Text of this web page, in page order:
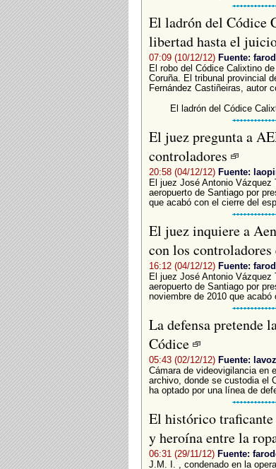
El ladrón del Códice
libertad hasta el
07:09 (10/12/12) Fuente:
El robo del Códice Calixtino
Coruña. El tribunal provincial
Fernández Castiñeiras, autor
El ladrón del Códice
El juez pregunta a
controladores
20:58 (04/12/12) Fuente:
El juez José Antonio Vázquez
aeropuerto de Santiago por
que acabó con el cierre del
El juez inquiere a
con los controladores
16:12 (04/12/12) Fuente:
El juez José Antonio Vázquez
aeropuerto de Santiago por
noviembre de 2010 que acabó
La defensa pretende
Códice
05:43 (02/12/12) Fuente:
Cámara de videovigilancia en
archivo, donde se custodia el
ha optado por una línea de
El histórico traficante
y heroína entre la
06:31 (29/11/12) Fuente:
J.M. I. , condenado en la